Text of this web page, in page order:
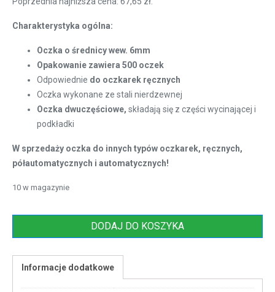
Charakterystyka ogólna:
Oczka o średnicy wew. 6mm
Opakowanie zawiera 500 oczek
Odpowiednie do oczkarek ręcznych
Oczka wykonane ze stali nierdzewnej
Oczka dwuczęściowe, składają się z części wycinającej i
podkładki
W sprzedaży oczka do innych typów oczkarek, ręcznych,
półautomatycznych i automatycznych!
10 w magazynie
DODAJ DO KOSZYKA
Informacje dodatkowe